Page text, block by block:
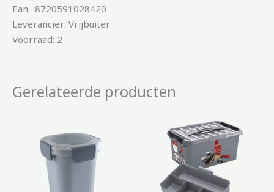
Ean: 8720591028420
Leverancier: Vrijbuiter
Voorraad: 2
Gerelateerde producten